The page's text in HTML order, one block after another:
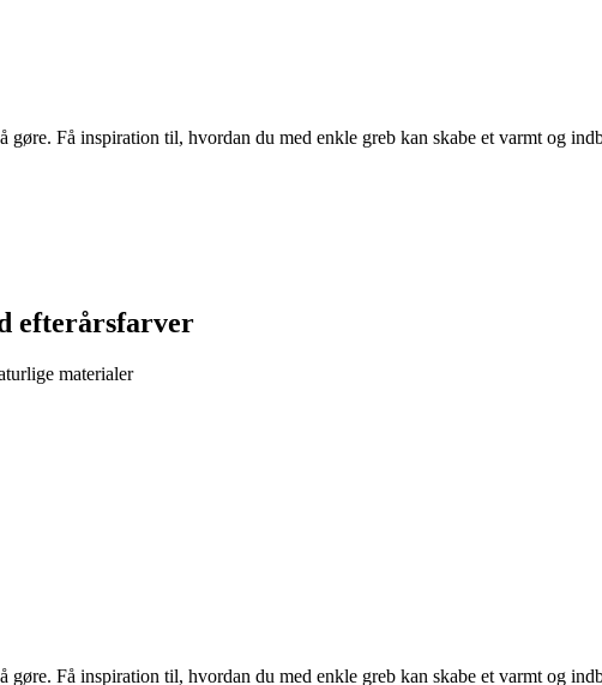
Få inspiration til, hvordan du med enkle greb kan skabe et varmt og
efterårsfarver
materialer
Få inspiration til, hvordan du med enkle greb kan skabe et varmt og